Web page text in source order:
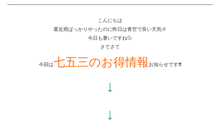
こんにちは
最近雨ばっかりやったのに昨日は青空で良い天気🌞
今日も暑いですね💦
さてさて
今回は七五三のお得情報 お知らせです❗❗
↓
↓